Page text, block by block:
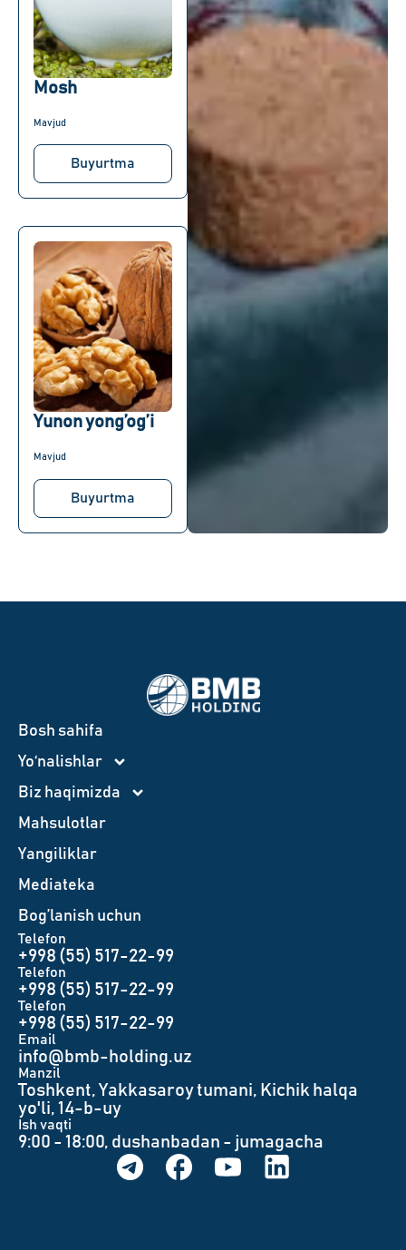
Mosh
Mavjud
Buyurtma
Yunon yong’og’i
Mavjud
Buyurtma
Bosh sahifa
Yo‘nalishlar
Biz haqimizda
Mahsulotlar
Yangiliklar
Mediateka
Bog’lanish uchun
Telefon
+998 (55) 517-22-99
Telefon
+998 (55) 517-22-99
Telefon
+998 (55) 517-22-99
Email
info@bmb-holding.uz​
Manzil
Toshkent, Yakkasaroy tumani, Kichik halqa
yo'li, 14-b-uy
Ish vaqti
9:00 - 18:00, dushanbadan - jumagacha